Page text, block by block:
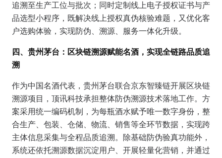
追溯至生产工位与批次；同时定制线上电子授权证书与产
品选型小程序，既解决线上授权真伪核验难题，又优化客
户选购体验，实现防伪、溯源、服务一体化升级。
四、贵州茅台：区块链溯源赋能名酒，实现全链路品质追
溯
作为中国名酒代表，贵州茅台联合京东智臻链开展区块链
溯源项目，顶讯科技承担整体防伪溯源技术落地工作。方
案采用统一编码机制，为每瓶酒水赋予唯一数字身份，整
合生产、包装、仓储、物流、销售等全环节数据，实现跨
主体信息采集与全程品质追溯。除基础防伪验真功能外，
系统还依托溯源数据沉淀用户、开展轻量化营销，并通过